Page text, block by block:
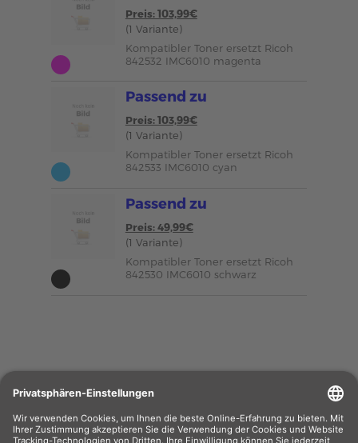
Preis: 103,99€
(1 Variante)
Kompatibler Toner ersetzt Ricoh
842532 IMC6010 magenta
Passend zu
Preis: 103,99€
(1 Variante)
Kompatibler Toner ersetzt Ricoh
842533 IMC6010 cyan
Passend zu
Preis: 49,99€
(1 Variante)
Kompatibler Toner ersetzt Ricoh
842530 IMC6010 schwarz